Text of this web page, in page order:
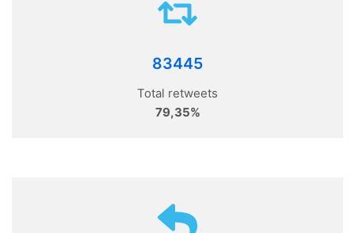
83445
Total retweets
79,35%